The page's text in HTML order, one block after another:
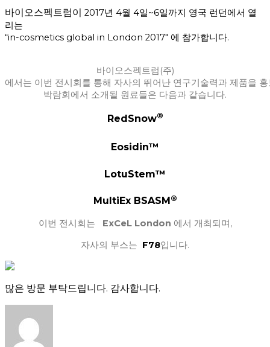
바이오스펙트럼이 2017년 4월 4일~6일까지 영국 런던에서 열
리는
“in-cosmetics global in London 2017″ 에 참가합니다.
바이오스펙트럼 (주)
에서는 이번 전시회를 통해 자사의 뛰어난 연구기술력과 제품을
박람회에서 소개될 원료들은 다음과 같습니다.
RedSnow®
Eosidin™
LotuStem™
MultiEx BSASM ®
이번 전시회는 ExCeL London 에서 개최되며,
자사의 부스는 F78입니다.
많은 방문 부탁드립니다. 감사합니다.